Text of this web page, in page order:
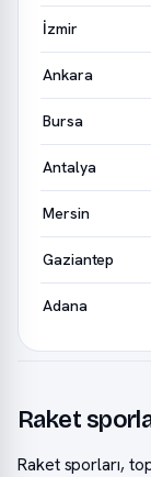
İzmir
Ankara
Bursa
Antalya
Mersin
Gaziantep
Adana
Raket
Raket sporları,